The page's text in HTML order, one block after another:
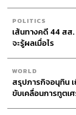
POLITICS
เส้นทางคดี 44 สส
จะรู้ผลเมื่อไร
WORLD
สรุปภารกิจอนุทิน
ขับเคลื่อนการทูตเ